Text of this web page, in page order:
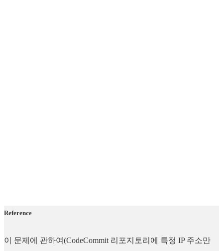
Reference
이 문제에 관하여(CodeCommit 리포지토리에 특정 IP 주소만